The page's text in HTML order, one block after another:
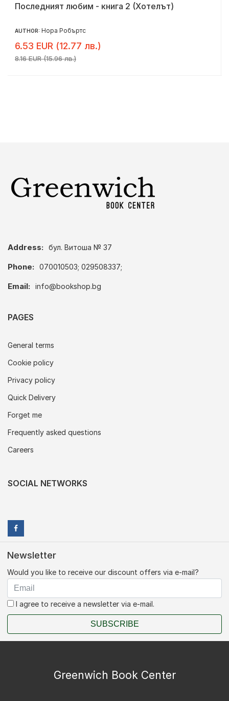
Последният любим - книга 2 (Хотелът)
AUTHOR: Нора Робъртс
6.53 EUR (12.77 лв.)
8.16 EUR (15.96 лв.)
Address: бул. Витоша № 37
Phone: 070010503; 029508337;
Email: info@bookshop.bg
PAGES
General terms
Cookie policy
Privacy policy
Quick Delivery
Forget me
Frequently asked questions
Careers
SOCIAL NETWORKS
Newsletter
Would you like to receive our discount offers via e-mail?
I agree to receive a newsletter via e-mail.
SUBSCRIBE
Greenwich Book Center